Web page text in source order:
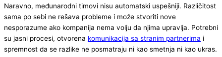
Naravno, međunarodni timovi nisu automatski uspešniji. Različitost
sama po sebi ne rešava probleme i može stvoriti nove
nesporazume ako kompanija nema volju da njima upravlja. Potrebni
su jasni procesi, otvorena komunikacija sa stranim partnerima i
spremnost da se razlike ne posmatraju ni kao smetnja ni kao ukras.